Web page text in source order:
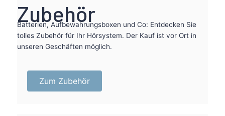
Zubehör
Batterien, Aufbewahrungsboxen und Co: Entdecken Sie
tolles Zubehör für Ihr Hörsystem. Der Kauf ist vor Ort in
unseren Geschäften möglich.
Zum Zubehör